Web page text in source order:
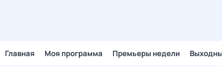
Главная Моя программа Премьеры недели